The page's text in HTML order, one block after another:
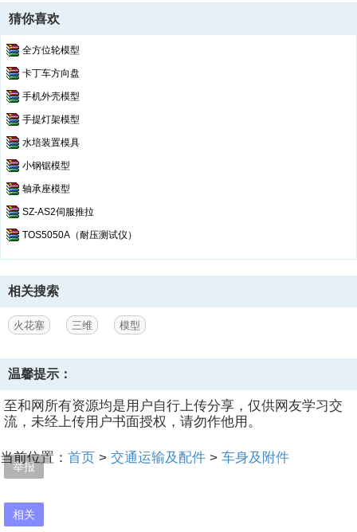
相关
举报
猜你喜欢
全方位轮模型
卡丁车方向盘
手机外壳模型
手提灯架模型
水培装置模具
小钢锯模型
轴承座模型
SZ-AS2伺服推拉
TOS5050A（耐压测试仪）
相关搜索
火花塞 三维 模型
温馨提示：
至和网所有资源均是用户自行上传分享，仅供网友学习交
流，未经上传用户书面授权，请勿作他用。
当前位置： 首页 > 交通运输及配件 > 车身及附件